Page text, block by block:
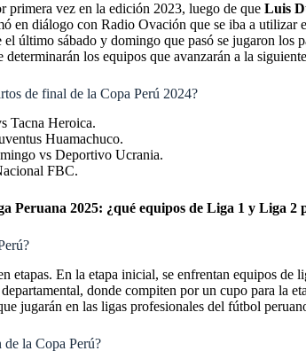
primera vez en la edición 2023, luego de que Luis
en diálogo con Radio Ovación que se iba a utilizar
el último sábado y domingo que pasó se jugaron
los equipos que avanzarán a la
de final de la Copa Perú 2024?
Tacna Heroica.
Huamachuco.
vs Deportivo Ucrania.
FBC.
Peruana 2025: ¿qué equipos de Liga 1 y Liga 2
etapas. En la etapa inicial, se enfrentan equipos
donde compiten por un cupo para la
jugarán en las ligas profesionales del fútbol
de la Copa Perú?